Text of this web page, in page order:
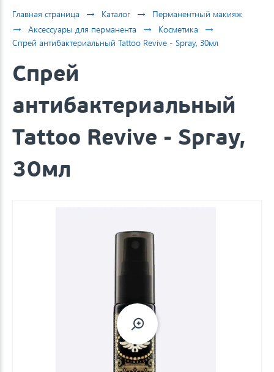
Главная страница → Каталог → Перманентный макияж
→ Аксессуары для перманента → Косметика →
Спрей антибактериальный Tattoo Revive - Spray, 30мл
Спрей
антибактериальный
Tattoo Revive - Spray,
30мл